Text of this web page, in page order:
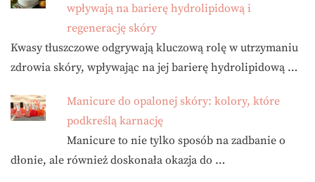
wpływają na barierę hydrolipidową i
regenerację skóry
Kwasy tłuszczowe odgrywają kluczową rolę w utrzymaniu
zdrowia skóry, wpływając na jej barierę hydrolipidową …
Manicure do opalonej skóry: kolory, które
podkreślą karnację
Manicure to nie tylko sposób na zadbanie o
dłonie, ale również doskonała okazja do …